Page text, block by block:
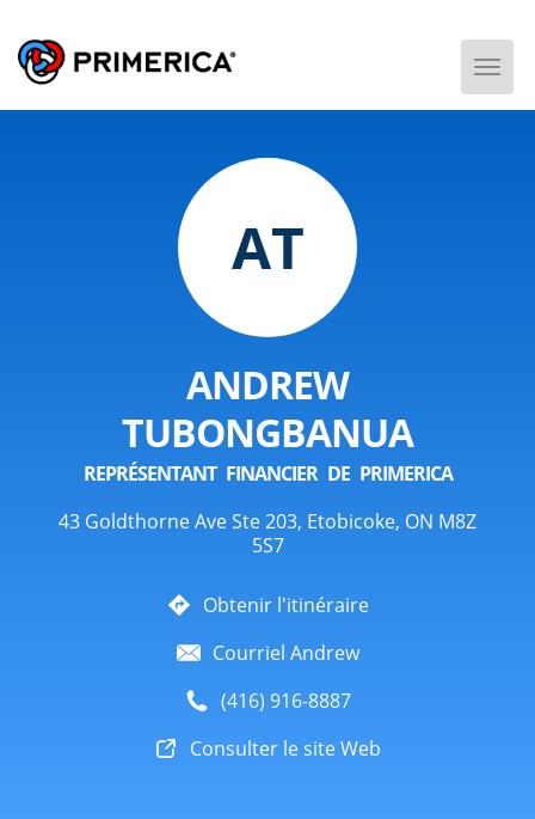
AT
ANDREW
TUBONGBANUA
REPRÉSENTANT FINANCIER DE PRIMERICA
43 Goldthorne Ave Ste 203, Etobicoke, ON M8Z
5S7
Obtenir l'itinéraire
Courriel Andrew
(416) 916-8887
Consulter le site Web